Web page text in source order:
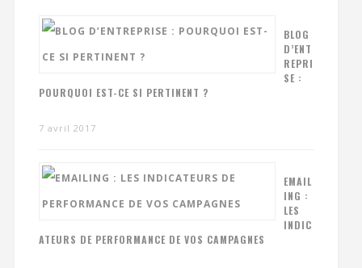
BLOG
D’ENT
REPRI
SE :
POURQUOI EST-CE SI PERTINENT ?
7 avril 2017
EMAIL
ING :
LES
INDIC
ATEURS DE PERFORMANCE DE VOS CAMPAGNES